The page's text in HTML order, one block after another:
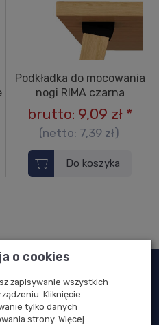
Podkładka do mocowania
nogi RIMA czarna
brutto: 9,09 zł *
(netto: 7,39 zł)
Do koszyka
doradztwo
o cookies
zapisywanie wszystkich
Kliknięcie
tylko danych
strony. Więcej